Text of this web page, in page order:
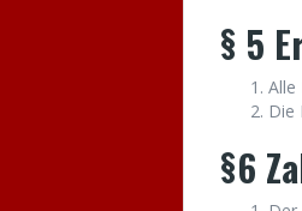
§ 5
Alle
Die
§6